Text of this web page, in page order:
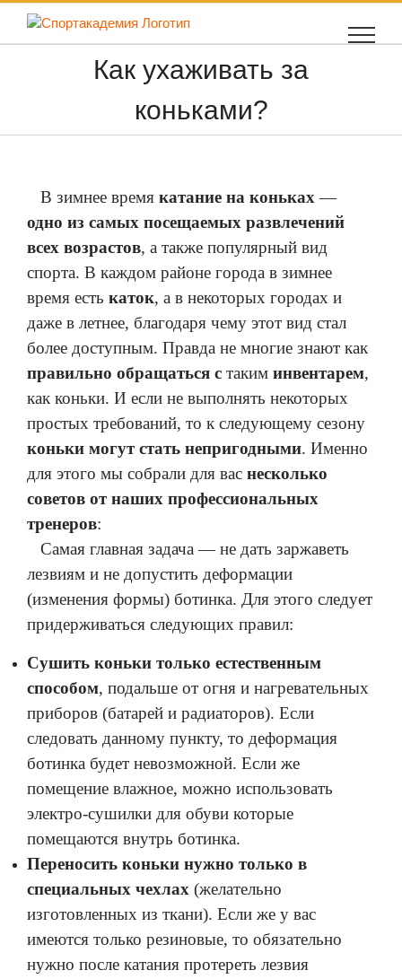
Skip
content
Как ухаживать за
коньками?
В зимнее время катание на коньках —
одно из самых посещаемых развлечений
всех возрастов, а также популярный вид
спорта. В каждом районе города в зимнее
время есть каток, а в некоторых городах и
даже в летнее, благодаря чему этот вид стал
более доступным. Правда не многие знают как
правильно обращаться с таким инвентарем,
как коньки. И если не выполнять некоторых
простых требований, то к следующему сезону
коньки могут стать непригодными. Именно
для этого мы собрали для вас несколько
советов от наших профессиональных
тренеров:
Самая главная задача — не дать заржаветь
лезвиям и не допустить деформации
(изменения формы) ботинка. Для этого следует
придерживаться следующих правил:
Сушить коньки только естественным
способом, подальше от огня и нагревательных
приборов (батарей и радиаторов). Если
следовать данному пункту, то деформация
ботинка будет невозможной. Если же
помещение влажное, можно использовать
электро-сушилки для обуви которые
помещаются внутрь ботинка.
Переносить коньки нужно только в
специальных чехлах (желательно
изготовленных из ткани). Если же у вас
имеются только резиновые, то обязательно
нужно после катания протереть лезвия